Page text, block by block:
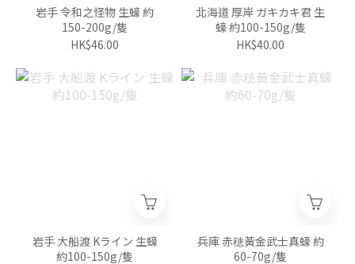
岩手 令和之怪物 生蠔 約
150-200g/隻
HK$46.00
北海道 厚岸 ガキカキ君 生
蠔 約100-150g/隻
HK$40.00
岩手 大船渡 Kライン 生蠔
約100-150g/隻
兵庫 赤穂黃金武士真蠔 約
60-70g/隻